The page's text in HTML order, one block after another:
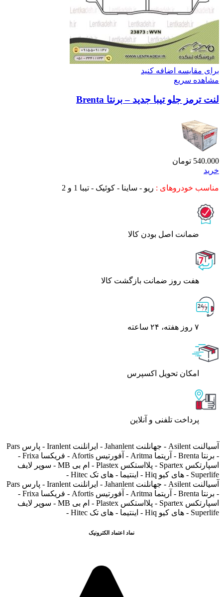
برای مقایسه اضافه کنید
مشاهده سریع
لنت ترمز جلو تیبا جدید – برنتا Brenta
540.000 تومان
خرید
مناسب خودروهای : ریو - ساینا - کوئیک - تیبا 1 و 2
ﺿﻤﺎﻧﺖ اﺻﻞ ﺑﻮدن ﮐﺎﻟﺎ
هفت روز ضمانت بازگشت کالا
۷ روز ﻫﻔﺘﻪ، ۲۴ ﺳﺎﻋﺘﻪ
اﻣﮑﺎن ﺗﺤﻮﯾﻞ اﮐﺴﭙﺮس
پرداخت تلفنی و آنلاین
آسیالنت Asilent - جهانلنت Jahanlent - ایرانلنت Iranlent - پارس Pars
- برنتا Brenta - آریتما Aritma - آفورتیس Afortis - فریکسا Frixa -
اسپارتکس Spartex - پلااستکس Plastex - ام بی MB - سوپر لایف
Superlife - های کیو Hiq - اینتیما - های تک Hitec -
آسیالنت Asilent - جهانلنت Jahanlent - ایرانلنت Iranlent - پارس Pars
- برنتا Brenta - آریتما Aritma - آفورتیس Afortis - فریکسا Frixa -
اسپارتکس Spartex - پلااستکس Plastex - ام بی MB - سوپر لایف
Superlife - های کیو Hiq - اینتیما - های تک Hitec -
نماد اعتماد الکترونیک